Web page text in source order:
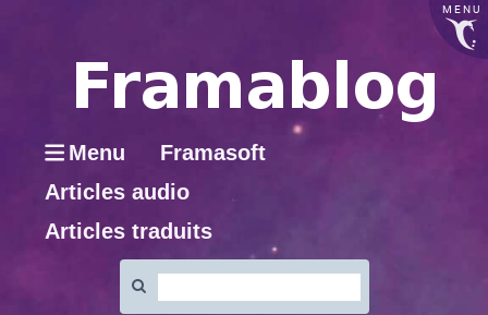
MENU
Menu
Framasoft
Articles audio
Articles traduits
: